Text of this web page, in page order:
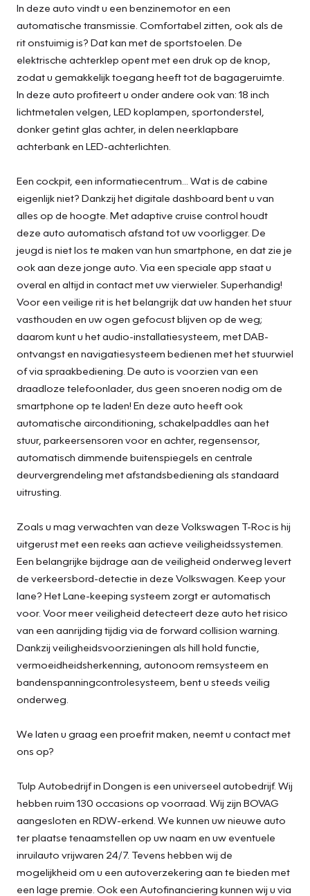
In deze auto vindt u een benzinemotor en een
automatische transmissie. Comfortabel zitten, ook als de
rit onstuimig is? Dat kan met de sportstoelen. De
elektrische achterklep opent met een druk op de knop,
zodat u gemakkelijk toegang heeft tot de bagageruimte.
In deze auto profiteert u onder andere ook van: 18 inch
lichtmetalen velgen, LED koplampen, sportonderstel,
donker getint glas achter, in delen neerklapbare
achterbank en LED-achterlichten.
Een cockpit, een informatiecentrum... Wat is de cabine
eigenlijk niet? Dankzij het digitale dashboard bent u van
alles op de hoogte. Met adaptive cruise control houdt
deze auto automatisch afstand tot uw voorligger. De
jeugd is niet los te maken van hun smartphone, en dat zie je
ook aan deze jonge auto. Via een speciale app staat u
overal en altijd in contact met uw vierwieler. Superhandig!
Voor een veilige rit is het belangrijk dat uw handen het stuur
vasthouden en uw ogen gefocust blijven op de weg;
daarom kunt u het audio-installatiesysteem, met DAB-
ontvangst en navigatiesysteem bedienen met het stuurwiel
of via spraakbediening. De auto is voorzien van een
draadloze telefoonlader, dus geen snoeren nodig om de
smartphone op te laden! En deze auto heeft ook
automatische airconditioning, schakelpaddles aan het
stuur, parkeersensoren voor en achter, regensensor,
automatisch dimmende buitenspiegels en centrale
deurvergrendeling met afstandsbediening als standaard
uitrusting.
Zoals u mag verwachten van deze Volkswagen T-Roc is hij
uitgerust met een reeks aan actieve veiligheidssystemen.
Een belangrijke bijdrage aan de veiligheid onderweg levert
de verkeersbord-detectie in deze Volkswagen. Keep your
lane? Het Lane-keeping systeem zorgt er automatisch
voor. Voor meer veiligheid detecteert deze auto het risico
van een aanrijding tijdig via de forward collision warning.
Dankzij veiligheidsvoorzieningen als hill hold functie,
vermoeidheidsherkenning, autonoom remsysteem en
bandenspanningcontrolesysteem, bent u steeds veilig
onderweg.
We laten u graag een proefrit maken, neemt u contact met
ons op?
Tulp Autobedrijf in Dongen is een universeel autobedrijf. Wij
hebben ruim 130 occasions op voorraad. Wij zijn BOVAG
aangesloten en RDW-erkend. We kunnen uw nieuwe auto
ter plaatse tenaamstellen op uw naam en uw eventuele
inruilauto vrijwaren 24/7. Tevens hebben wij de
mogelijkheid om u een autoverzekering aan te bieden met
een lage premie. Ook een Autofinanciering kunnen wij u via